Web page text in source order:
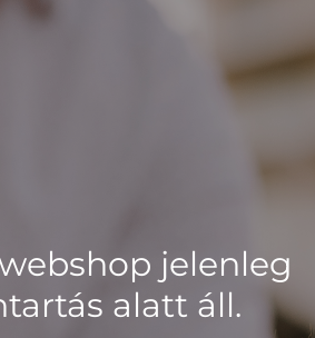
jelenleg
alatt áll.